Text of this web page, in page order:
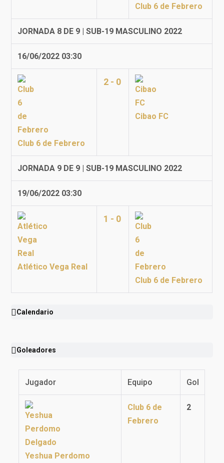
Club 6 de Febrero
JORNADA 8 DE 9 | SUB-19 MASCULINO 2022
16/06/2022 03:30
Club 6 de Febrero
2 - 0
Cibao FC
JORNADA 9 DE 9 | SUB-19 MASCULINO 2022
19/06/2022 03:30
Atlético Vega Real
1 - 0
Club 6 de Febrero
Calendario
Goleadores
Jugador Equipo Gol
Yeshua Perdomo
Club 6 de
Febrero
2